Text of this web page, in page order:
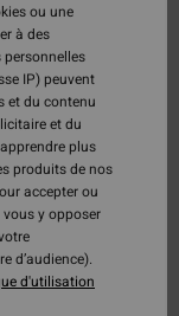
unies
Suivez
dans
ou une
à des
IP) peuvent
et du contenu
et du
plus
produits de nos
accepter ou
y opposer
d’audience).
d'utilisation